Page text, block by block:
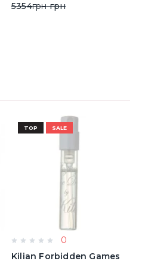
5354грнгрн
TOP SALE
0
Kilian Forbidden Games